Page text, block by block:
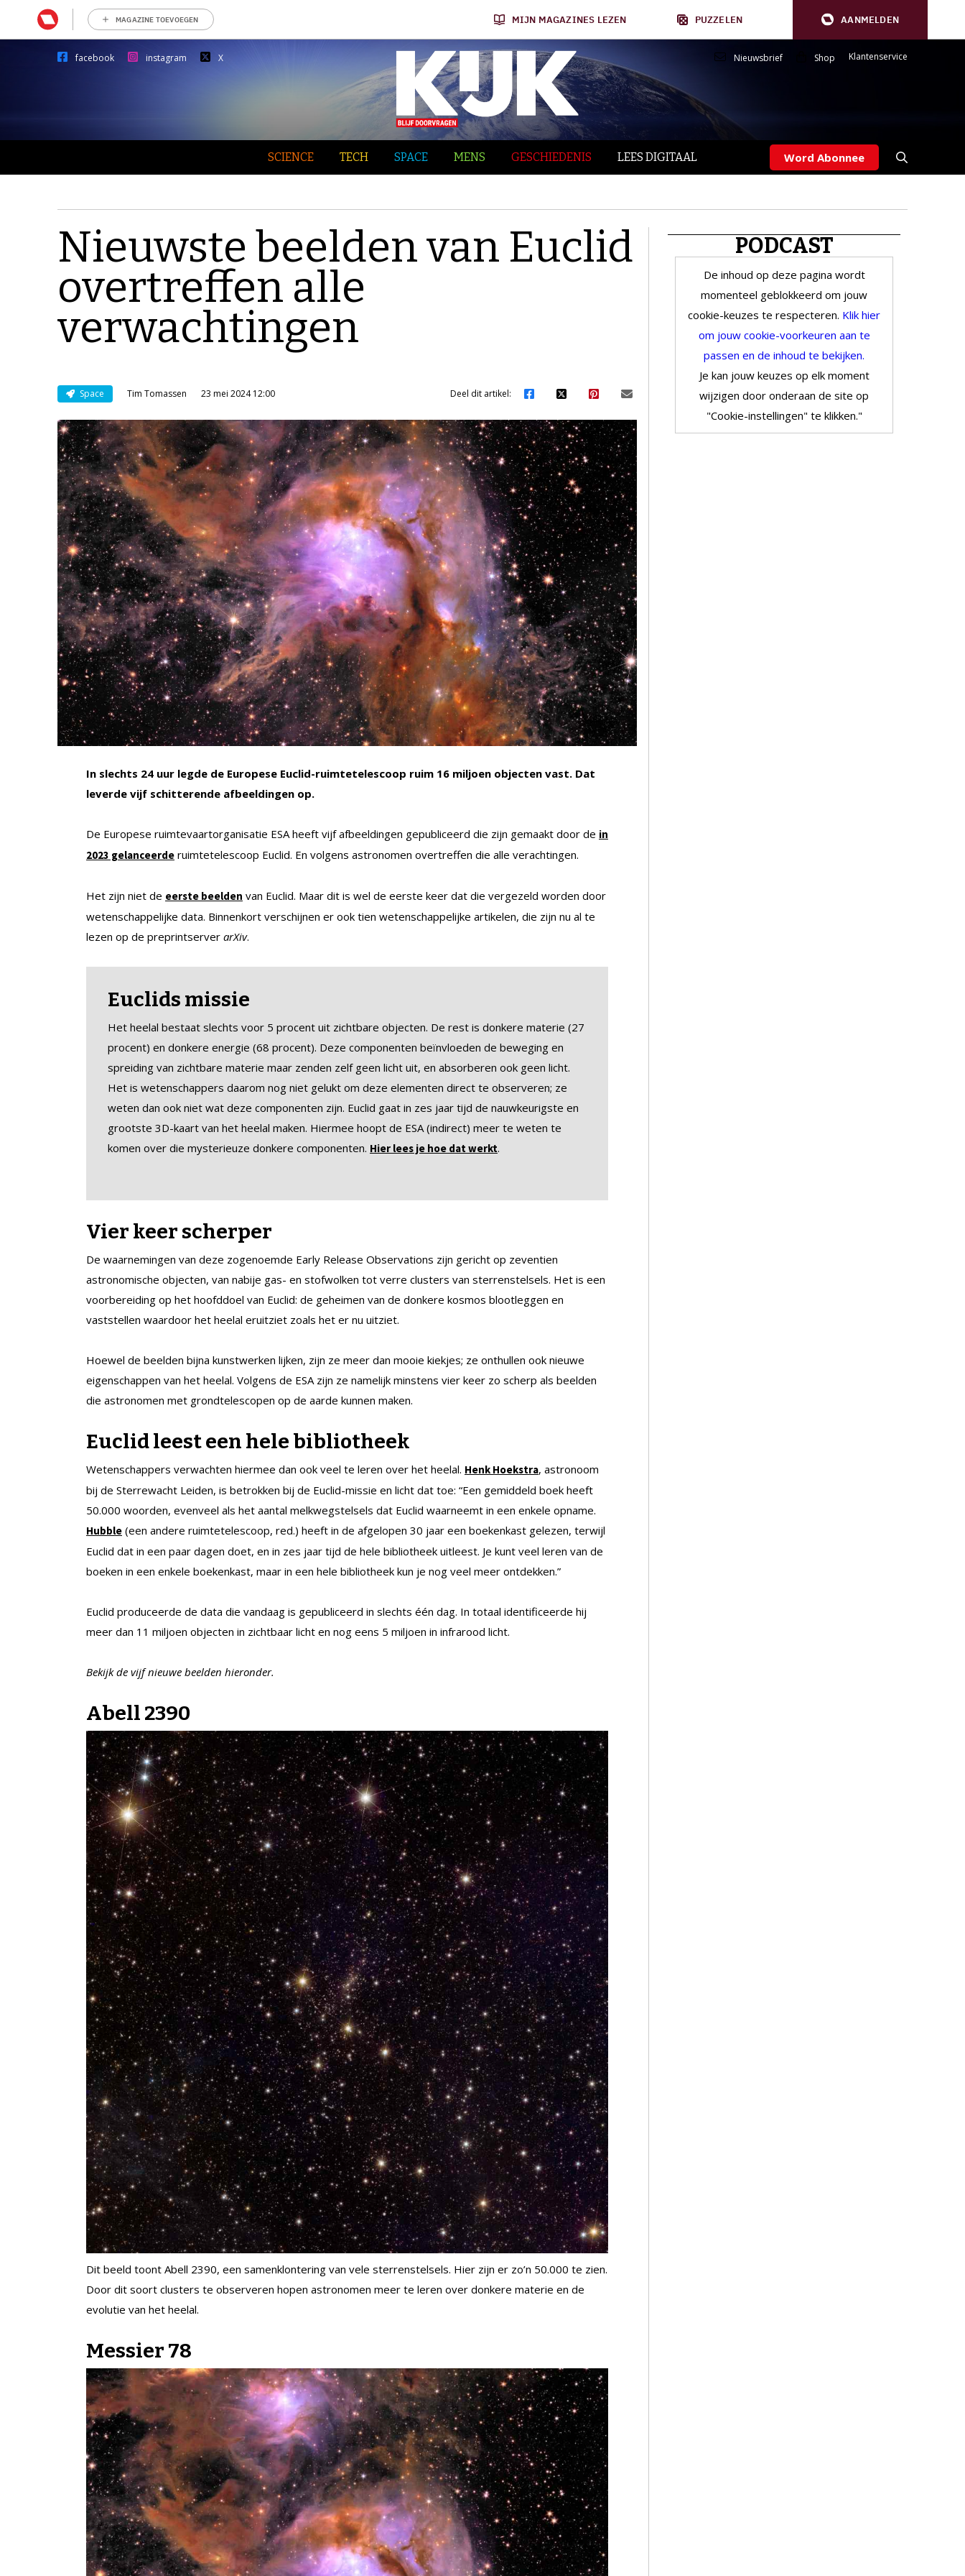
MAGAZINE TOEVOEGEN MIJN MAGAZINES LEZEN PUZZELEN AANMELDEN
facebook instagram X Nieuwsbrief Shop Klantenservice
SCIENCE TECH SPACE MENS GESCHIEDENIS LEES DIGITAAL Word Abonnee
Nieuwste beelden van Euclid
overtreffen alle
verwachtingen
Space Tim Tomassen 23 mei 2024 12:00 Deel dit artikel:
In slechts 24 uur legde de Europese Euclid-ruimtetelescoop ruim 16 miljoen objecten vast. Dat
leverde vijf schitterende afbeeldingen op.
De Europese ruimtevaartorganisatie ESA heeft vijf afbeeldingen gepubliceerd die zijn gemaakt door de in
2023 gelanceerde ruimtetelescoop Euclid. En volgens astronomen overtreffen die alle verachtingen.
Het zijn niet de eerste beelden van Euclid. Maar dit is wel de eerste keer dat die vergezeld worden door
wetenschappelijke data. Binnenkort verschijnen er ook tien wetenschappelijke artikelen, die zijn nu al te
lezen op de preprintserver arXiv.
Euclids missie
Het heelal bestaat slechts voor 5 procent uit zichtbare objecten. De rest is donkere materie (27
procent) en donkere energie (68 procent). Deze componenten beïnvloeden de beweging en
spreiding van zichtbare materie maar zenden zelf geen licht uit, en absorberen ook geen licht.
Het is wetenschappers daarom nog niet gelukt om deze elementen direct te observeren; ze
weten dan ook niet wat deze componenten zijn. Euclid gaat in zes jaar tijd de nauwkeurigste en
grootste 3D-kaart van het heelal maken. Hiermee hoopt de ESA (indirect) meer te weten te
komen over die mysterieuze donkere componenten. Hier lees je hoe dat werkt.
Vier keer scherper
De waarnemingen van deze zogenoemde Early Release Observations zijn gericht op zeventien
astronomische objecten, van nabije gas- en stofwolken tot verre clusters van sterrenstelsels. Het is een
voorbereiding op het hoofddoel van Euclid: de geheimen van de donkere kosmos blootleggen en
vaststellen waardoor het heelal eruitziet zoals het er nu uitziet.
Hoewel de beelden bijna kunstwerken lijken, zijn ze meer dan mooie kiekjes; ze onthullen ook nieuwe
eigenschappen van het heelal. Volgens de ESA zijn ze namelijk minstens vier keer zo scherp als beelden
die astronomen met grondtelescopen op de aarde kunnen maken.
Euclid leest een hele bibliotheek
Wetenschappers verwachten hiermee dan ook veel te leren over het heelal. Henk Hoekstra, astronoom
bij de Sterrewacht Leiden, is betrokken bij de Euclid-missie en licht dat toe: “Een gemiddeld boek heeft
50.000 woorden, evenveel als het aantal melkwegstelsels dat Euclid waarneemt in een enkele opname.
Hubble (een andere ruimtetelescoop, red.) heeft in de afgelopen 30 jaar een boekenkast gelezen, terwijl
Euclid dat in een paar dagen doet, en in zes jaar tijd de hele bibliotheek uitleest. Je kunt veel leren van de
boeken in een enkele boekenkast, maar in een hele bibliotheek kun je nog veel meer ontdekken.”
Euclid produceerde de data die vandaag is gepubliceerd in slechts één dag. In totaal identificeerde hij
meer dan 11 miljoen objecten in zichtbaar licht en nog eens 5 miljoen in infrarood licht.
Bekijk de vijf nieuwe beelden hieronder.
Abell 2390
Dit beeld toont Abell 2390, een samenklontering van vele sterrenstelsels. Hier zijn er zo’n 50.000 te zien.
Door dit soort clusters te observeren hopen astronomen meer te leren over donkere materie en de
evolutie van het heelal.
Messier 78
PODCAST
De inhoud op deze pagina wordt
momenteel geblokkeerd om jouw
cookie-keuzes te respecteren. Klik hier
om jouw cookie-voorkeuren aan te
passen en de inhoud te bekijken.
Je kan jouw keuzes op elk moment
wijzigen door onderaan de site op
"Cookie-instellingen" te klikken."